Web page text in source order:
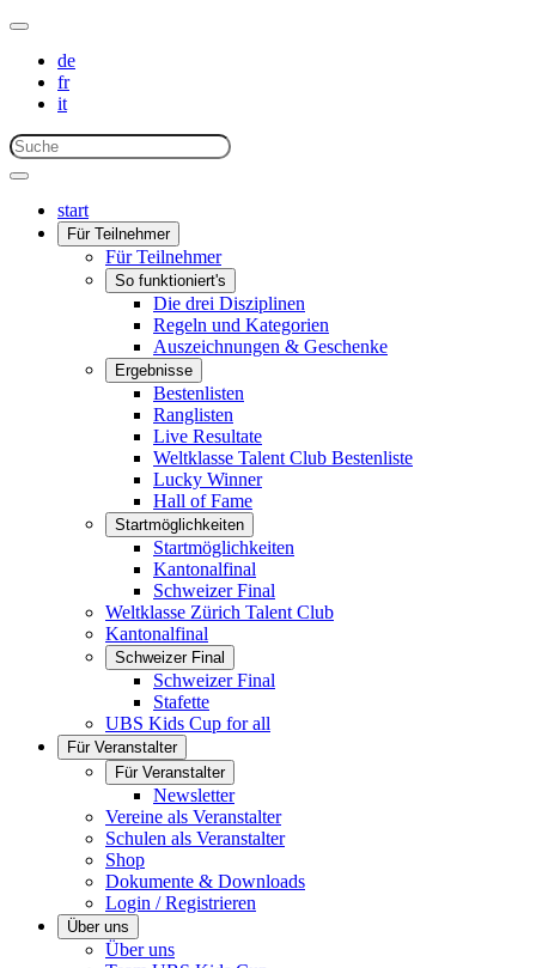
de
fr
it
start
Für Teilnehmer
Für Teilnehmer
So funktioniert's
Die drei Disziplinen
Regeln und Kategorien
Auszeichnungen & Geschenke
Ergebnisse
Bestenlisten
Ranglisten
Live Resultate
Weltklasse Talent Club Bestenliste
Lucky Winner
Hall of Fame
Startmöglichkeiten
Startmöglichkeiten
Kantonalfinal
Schweizer Final
Weltklasse Zürich Talent Club
Kantonalfinal
Schweizer Final
Schweizer Final
Stafette
UBS Kids Cup for all
Für Veranstalter
Für Veranstalter
Newsletter
Vereine als Veranstalter
Schulen als Veranstalter
Shop
Dokumente & Downloads
Login / Registrieren
Über uns
Über uns